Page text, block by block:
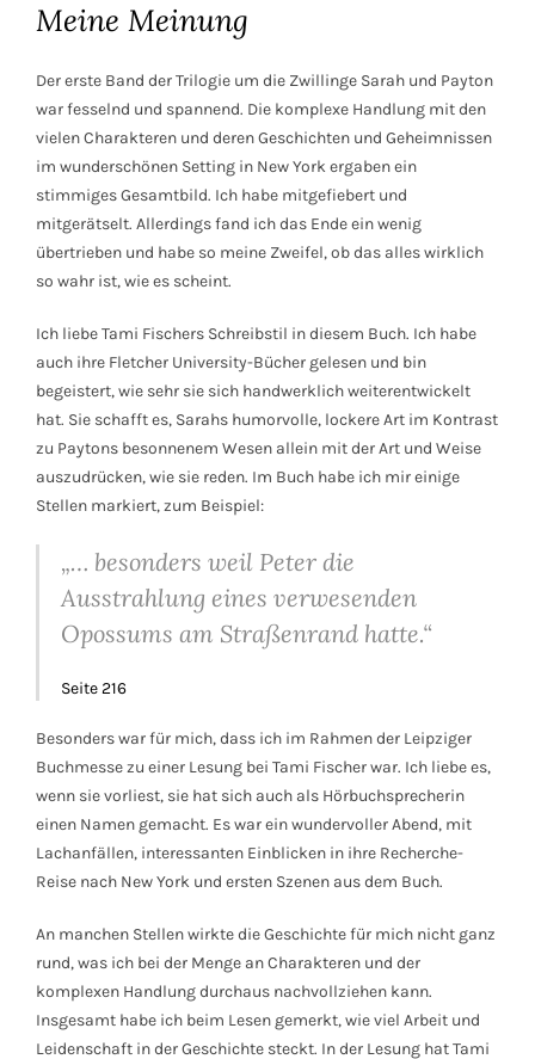
Meine Meinung
Der erste Band der Trilogie um die Zwillinge Sarah und Payton
war fesselnd und spannend. Die komplexe Handlung mit den
vielen Charakteren und deren Geschichten und Geheimnissen
im wunderschönen Setting in New York ergaben ein
stimmiges Gesamtbild. Ich habe mitgefiebert und
mitgerätselt. Allerdings fand ich das Ende ein wenig
übertrieben und habe so meine Zweifel, ob das alles wirklich
so wahr ist, wie es scheint.
Ich liebe Tami Fischers Schreibstil in diesem Buch. Ich habe
auch ihre Fletcher University-Bücher gelesen und bin
begeistert, wie sehr sie sich handwerklich weiterentwickelt
hat. Sie schafft es, Sarahs humorvolle, lockere Art im Kontrast
zu Paytons besonnenem Wesen allein mit der Art und Weise
auszudrücken, wie sie reden. Im Buch habe ich mir einige
Stellen markiert, zum Beispiel:
„… besonders weil Peter die
Ausstrahlung eines verwesenden
Opossums am Straßenrand hatte.“
Seite 216
Besonders war für mich, dass ich im Rahmen der Leipziger
Buchmesse zu einer Lesung bei Tami Fischer war. Ich liebe es,
wenn sie vorliest, sie hat sich auch als Hörbuchsprecherin
einen Namen gemacht. Es war ein wundervoller Abend, mit
Lachanfällen, interessanten Einblicken in ihre Recherche-
Reise nach New York und ersten Szenen aus dem Buch.
An manchen Stellen wirkte die Geschichte für mich nicht ganz
rund, was ich bei der Menge an Charakteren und der
komplexen Handlung durchaus nachvollziehen kann.
Insgesamt habe ich beim Lesen gemerkt, wie viel Arbeit und
Leidenschaft in der Geschichte steckt. In der Lesung hat Tami